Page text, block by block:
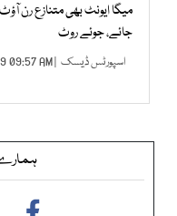
میگا ایونٹ بھی متنازع رن
جائے، جوئے روٹ
اسپورٹس ڈیسک | MAR 31, 2019 09:57 AM |